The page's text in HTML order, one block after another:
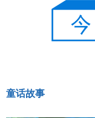
童话故事